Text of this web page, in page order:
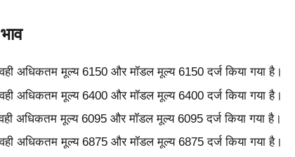
अधिकतम मूल्य 6150 और मॉडल मूल्य 6150 दर्ज किया गया है।
अधिकतम मूल्य 6400 और मॉडल मूल्य 6400 दर्ज किया गया है।
अधिकतम मूल्य 6095 और मॉडल मूल्य 6095 दर्ज किया गया है।
अधिकतम मूल्य 6875 और मॉडल मूल्य 6875 दर्ज किया गया है।